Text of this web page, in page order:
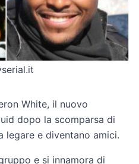
White, il nuovo
dopo la scomparsa di
legare e diventano amici.
e si innamora di